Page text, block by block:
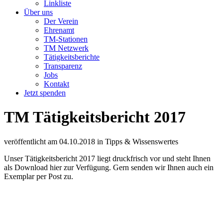
Linkliste
Über uns
Der Verein
Ehrenamt
TM-Stationen
TM Netzwerk
Tätigkeitsberichte
Transparenz
Jobs
Kontakt
Jetzt spenden
TM Tätigkeitsbericht 2017
veröffentlicht am 04.10.2018 in Tipps & Wissenswertes
Unser Tätigkeitsbericht 2017 liegt druckfrisch vor und steht Ihnen
als Download hier zur Verfügung. Gern senden wir Ihnen auch ein
Exemplar per Post zu.